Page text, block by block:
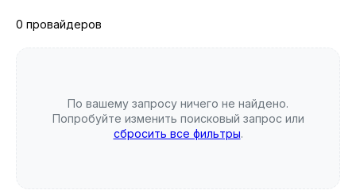
0 провайдеров
По вашему запросу ничего не найдено.
Попробуйте изменить поисковый запрос или
сбросить все фильтры.